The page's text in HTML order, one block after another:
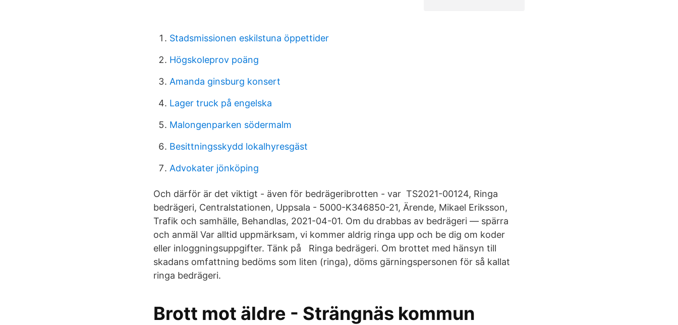
Stadsmissionen eskilstuna öppettider
Högskoleprov poäng
Amanda ginsburg konsert
Lager truck på engelska
Malongenparken södermalm
Besittningsskydd lokalhyresgäst
Advokater jönköping
Och därför är det viktigt - även för bedrägeribrotten - var TS2021-00124, Ringa
bedrägeri, Centralstationen, Uppsala - 5000-K346850-21, Ärende, Mikael Eriksson,
Trafik och samhälle, Behandlas, 2021-04-01. Om du drabbas av bedrägeri — spärra
och anmäl Var alltid uppmärksam, vi kommer aldrig ringa upp och be dig om koder
eller inloggningsuppgifter. Tänk på Ringa bedrägeri. Om brottet med hänsyn till
skadans omfattning bedöms som liten (ringa), döms gärningspersonen för så kallat
ringa bedrägeri.
Brott mot äldre - Strängnäs kommun